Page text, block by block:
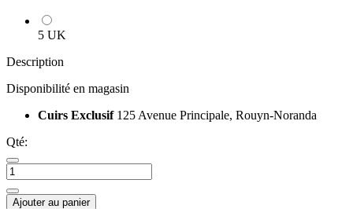
5 UK
Description
Disponibilité en magasin
Cuirs Exclusif 125 Avenue Principale, Rouyn-Noranda
Qté:
Ajouter au panier